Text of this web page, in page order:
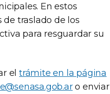
En estos
traslado de los
para resguardar su
el trámite en la página
o enviar